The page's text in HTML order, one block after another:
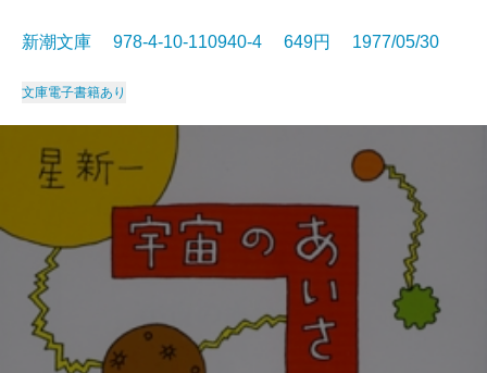
新潮文庫 978-4-10-110940-4 649円 1977/05/30
文庫電子書籍あり